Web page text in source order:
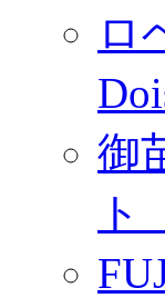
ロ
御